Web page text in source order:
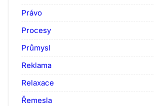
Právo
Procesy
Průmysl
Reklama
Relaxace
Řemesla